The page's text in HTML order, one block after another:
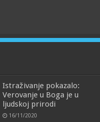
Istraživanje pokazalo:
Verovanje u Boga je u
ljudskoj prirodi
16/11/2020